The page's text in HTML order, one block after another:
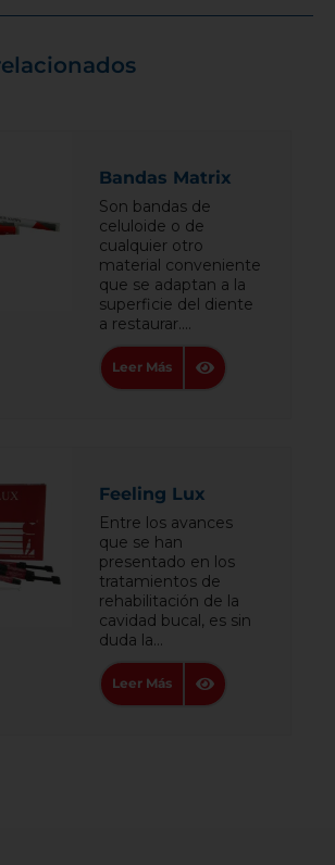
Bandas Matrix
Son bandas de
celuloide o de
cualquier otro
material conveniente
que se adaptan a la
superficie del diente
a restaurar....
Leer Más
Feeling Lux
Entre los avances
que se han
presentado en los
tratamientos de
rehabilitación de la
cavidad bucal, es sin
duda la...
Leer Más